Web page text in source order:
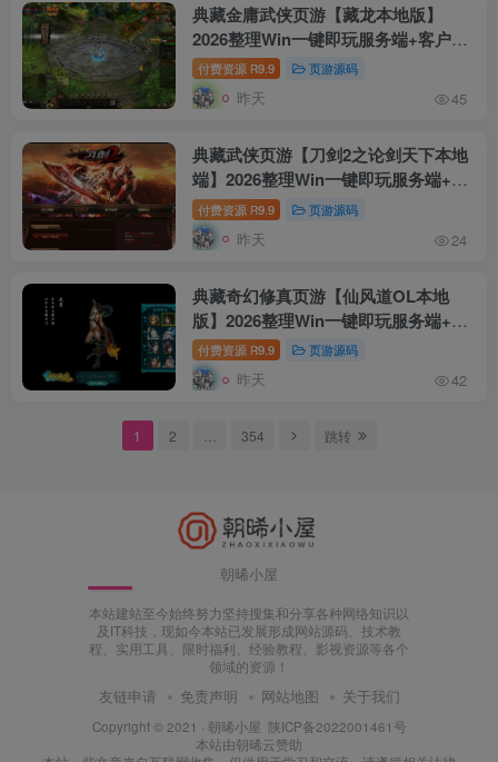
典藏金庸武侠页游【藏龙本地版】
2026整理Win一键即玩服务端+客户端
+GM工具+教程【站长亲测】
付费资源 R9.9 页游源码
昨天 45
典藏武侠页游【刀剑2之论剑天下本地
端】2026整理Win一键即玩服务端+客
户端+GM工具+教程【站长亲测】
付费资源 R9.9 页游源码
昨天 24
典藏奇幻修真页游【仙风道OL本地
版】2026整理Win一键即玩服务端+客
户端+GM工具+教程【站长亲测】
付费资源 R9.9 页游源码
昨天 42
1 2 354 跳转
朝晞小屋
本站建站至今始终努力坚持搜集和分享各种网络知识以
及IT科技，现如今本站已发展形成网站源码、技术教
程、实用工具、限时福利、经验教程、影视资源等各个
领域的资源！
友链申请 免责声明 网站地图 关于我们
Copyright © 2021 · 朝晞小屋 陕ICP备2022001461号
本站由朝晞云赞助